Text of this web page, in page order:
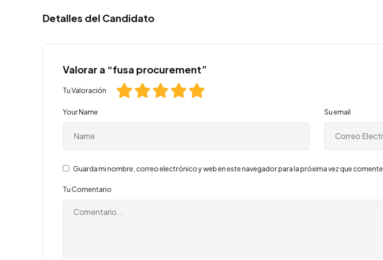
Detalles del Candidato
Valorar a “fusa procurement”
Tu Valoración
Your Name Su email
Guarda mi nombre, correo electrónico y web en este navegador para la próxima vez que comente.
Tu Comentario